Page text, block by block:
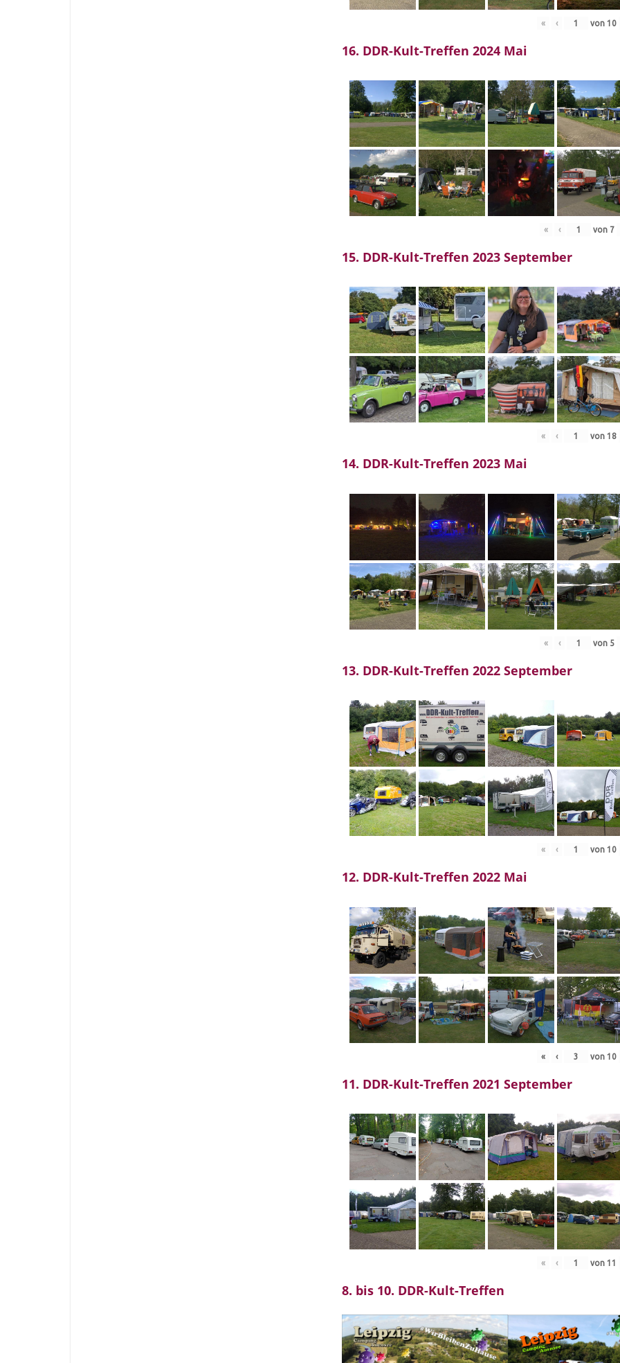
« ‹ von10
16. DDR-Kult-Treffen 2024 Mai
« ‹ von 7
15. DDR-Kult-Treffen 2023 September
« ‹ von18
14. DDR-Kult-Treffen 2023 Mai
« ‹ von 5
13. DDR-Kult-Treffen 2022 September
« ‹ von10
12. DDR-Kult-Treffen 2022 Mai
« ‹ von10
11. DDR-Kult-Treffen 2021 September
« ‹ von11
8. bis 10. DDR-Kult-Treffen